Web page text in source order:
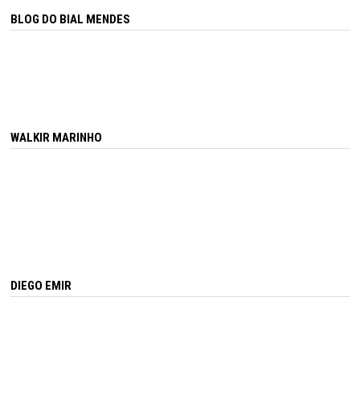
BLOG DO BIAL MENDES
WALKIR MARINHO
DIEGO EMIR